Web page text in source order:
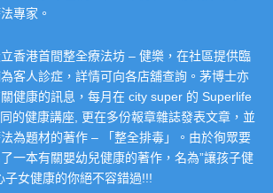
專家。
香港首間整全療法坊 – 健樂，在社區提供臨
客人診症，詳情可向各店舖查詢。茅博士亦
健康的訊息，每月在 city super 的 Superlife
的健康講座, 更在多份報章雜誌發表文章，並
為題材的著作 – 「整全排毒」。由於徇眾要
一本有關嬰幼兒健康的著作，名為”讓孩子健
子女健康的你絕不容錯過!!!